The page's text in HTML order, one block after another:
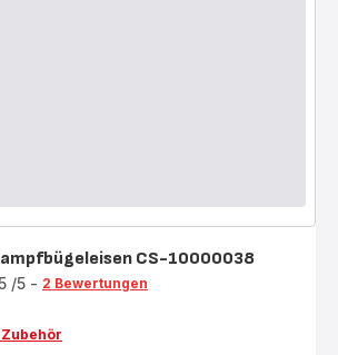
CS-10000038
/5 - 2 Bewertungen